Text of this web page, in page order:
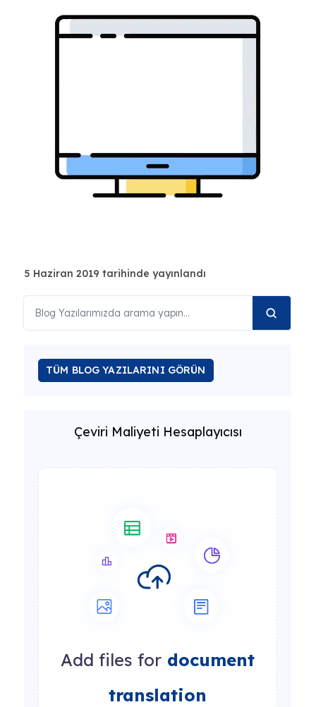
5 Haziran 2019 tarihinde yayınlandı
TÜM BLOG YAZILARINI GÖRÜN
Çeviri Maliyeti Hesaplayıcısı
Add files for document
translation